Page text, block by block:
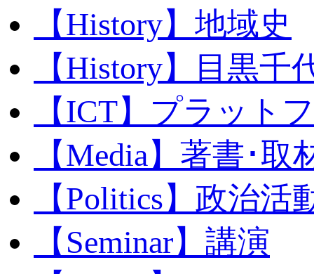
【History】地域史
【History】目黒千
【ICT】プラット
【Media】著書･取
【Politics】政治活
【Seminar】講演